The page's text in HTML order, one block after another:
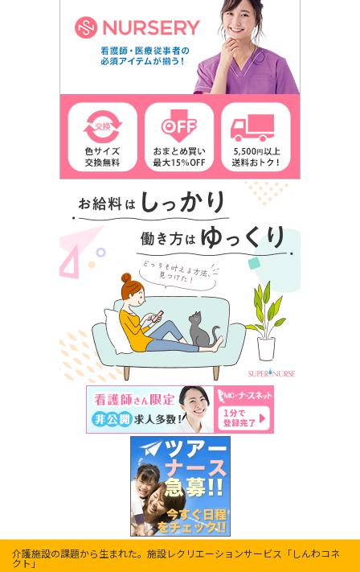
介護施設の課題から生まれた。施設レクリエーションサービス「しんわコネ
クト」